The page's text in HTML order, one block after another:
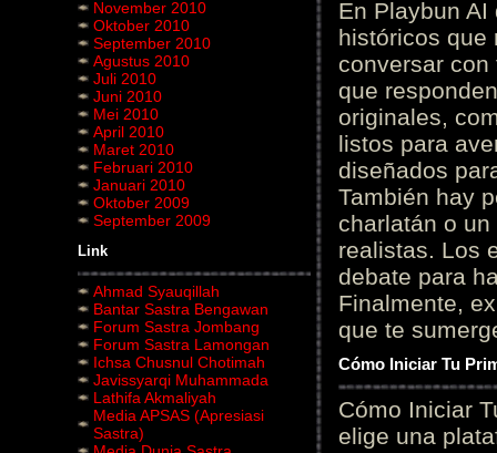
November 2010
Oktober 2010
September 2010
Agustus 2010
Juli 2010
Juni 2010
Mei 2010
April 2010
Maret 2010
Februari 2010
Januari 2010
Oktober 2009
September 2009
Link
Ahmad Syauqillah
Bantar Sastra Bengawan
Forum Sastra Jombang
Forum Sastra Lamongan
Ichsa Chusnul Chotimah
Javissyarqi Muhammada
Lathifa Akmaliyah
Media APSAS (Apresiasi
Sastra)
En Playbun
históricos que
conversar
que
originales,
listos para
diseñados
También hay
charlatán o
realistas. Los
debate para
Finalmente,
que te
Cómo Iniciar Tu
Cómo Iniciar
elige una